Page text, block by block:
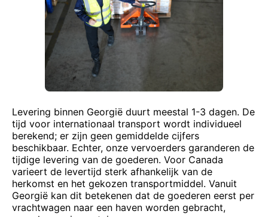
Levering binnen Georgië duurt meestal 1-3 dagen. De
tijd voor internationaal transport wordt individueel
berekend; er zijn geen gemiddelde cijfers
beschikbaar. Echter, onze vervoerders garanderen de
tijdige levering van de goederen. Voor Canada
varieert de levertijd sterk afhankelijk van de
herkomst en het gekozen transportmiddel. Vanuit
Georgië kan dit betekenen dat de goederen eerst per
vrachtwagen naar een haven worden gebracht,